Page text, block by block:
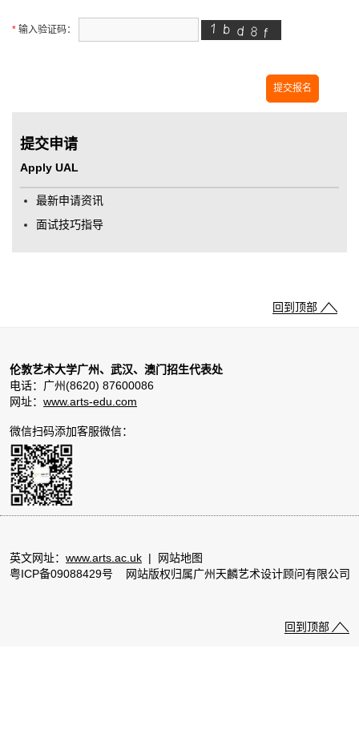
* 输入验证码：
提交申请
Apply UAL
最新申请资讯
面试技巧指导
回到顶部
伦敦艺术大学广州、武汉、澳门招生代表处
电话：广州(8620) 87600086
网址： www.arts-edu.com
微信扫码添加客服微信：
英文网址： www.arts.ac.uk |
网站地图
粤ICP备09088429号 网站版权归属广州天麟艺术设计顾问有限公司
回到顶部